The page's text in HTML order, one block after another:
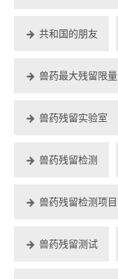
共和国的朋友
兽药最大残留限量
兽药残留实验室
兽药残留检测
兽药残留检测项目
兽药残留测试